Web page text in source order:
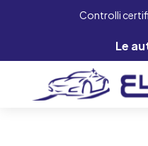
Controlli
Le